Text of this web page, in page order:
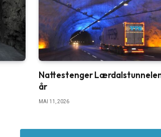
Nattestenger
år
MAI 11, 2026